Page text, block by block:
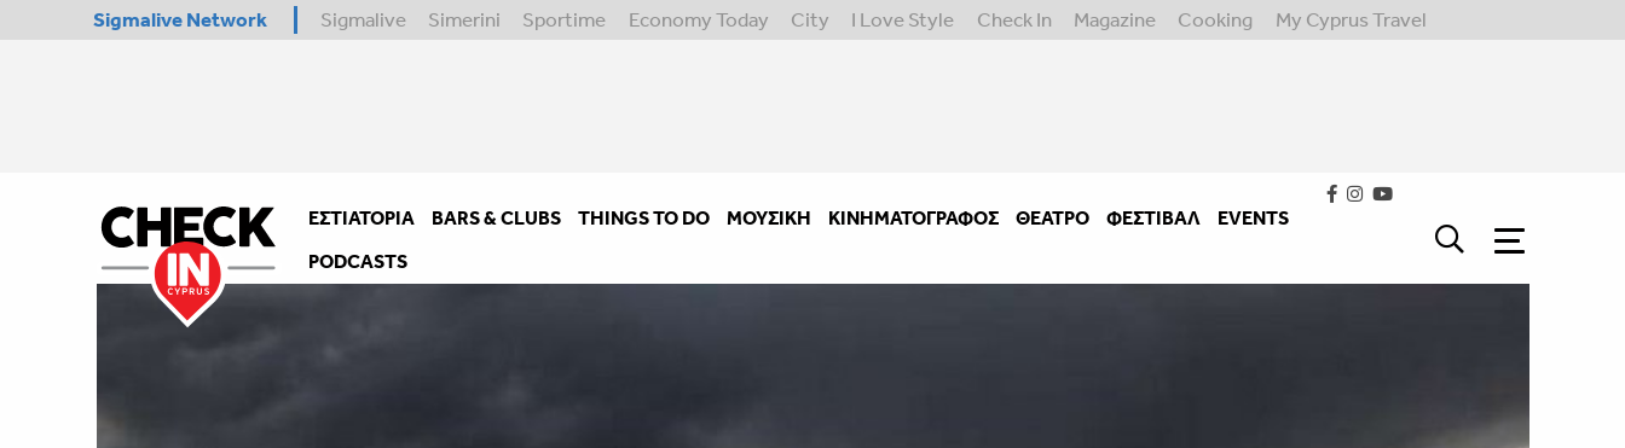
Sigmalive Network Sigmalive Simerini Sportime Economy Today City I Love Style Check In Magazine Cooking My Cyprus Travel
ΕΣΤΙΑΤΌΡΙΑ BARS & CLUBS THINGS TO DO ΜΟΥΣΙΚΉ ΚΙΝΗΜΑΤΟΓΡΆΦΟΣ ΘΈΑΤΡΟ ΦΕΣΤΙΒΑΛ
EVENTS
PODCASTS